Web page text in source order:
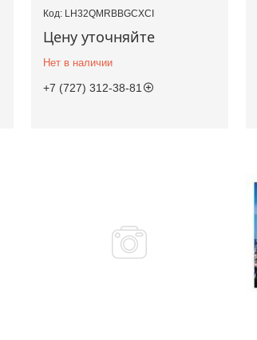
LH32QMRBBGCXCI
Цену уточняйте
Нет в наличии
+7 (727) 312-38-81